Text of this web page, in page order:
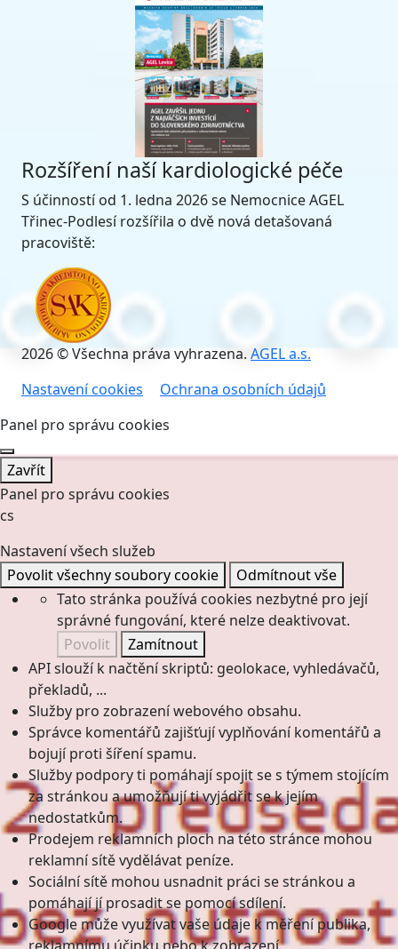
Rozšíření naší kardiologické péče
S účinností od 1. ledna 2026 se Nemocnice AGEL
Třinec-Podlesí rozšířila o dvě nová detašovaná
pracoviště:
2026 © Všechna práva vyhrazena. AGEL a.s.
Nastavení cookies
Ochrana osobních údajů
Panel pro správu cookies
Zavřít
Panel pro správu cookies
cs
Nastavení všech služeb
Povolit všechny soubory cookie
Odmítnout vše
Tato stránka používá cookies nezbytné pro její
správné fungování, které nelze deaktivovat.
Povolit
Zamítnout
API slouží k načtění skriptů: geolokace, vyhledávačů,
překladů, ...
Služby pro zobrazení webového obsahu.
Správce komentářů zajišťují vyplňování komentářů a
bojují proti šíření spamu.
Služby podpory ti pomáhají spojit se s týmem stojícím
za stránkou a umožňují ti vyjádřit se k jejím
nedostatkům.
Prodejem reklamních ploch na této stránce mohou
reklamní sítě vydělávat peníze.
Sociální sítě mohou usnadnit práci se stránkou a
pomáhají jí prosadit se pomocí sdílení.
Google může využívat vaše údaje k měření publika,